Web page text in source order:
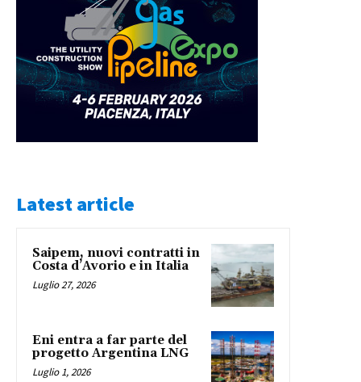
Latest article
Saipem, nuovi contratti in
Costa d’Avorio e in Italia
Luglio 27, 2026
Eni entra a far parte del
progetto Argentina LNG
Luglio 1, 2026